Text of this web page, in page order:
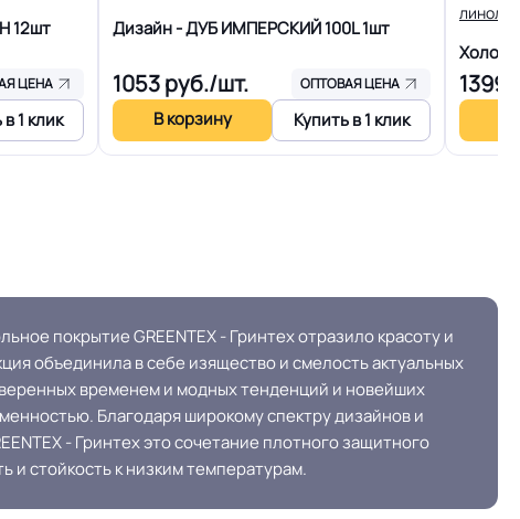
Разрешено
Плинтус ПВХ
Сертифицирован на территории РФ и СНГ
ISO
ГОСТ30244, ГОСТ30402 , ГОСТP51032,
ГОСТ12.1.044/п.4.18/, ГОСТ12.1.044/п.4.20/км5
12шт
ЦЕНА
1 клик
Дизайн - ДУБ ИМПЕРСКИЙ 100L1шт
1053руб./шт. ОПТОВАЯ ЦЕНА
В корзину Купить в 1 клик
1399
покрытие GREENTEX - Гринтех отразило красоту и
объединила в себе изящество и смелость актуальных
временем и модных тенденций и новейших
Благодаря широкому спектру дизайнов и
- Гринтех это сочетание плотного защитного
стойкость к низким температурам.